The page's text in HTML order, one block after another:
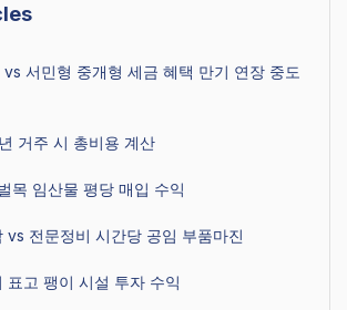
서민형 중개형 세금 혜택 만기 연장 중도
거주 시 총비용 계산
목 임산물 평당 매입 수익
vs 전문정비 시간당 공임 부품마진
표고 팽이 시설 투자 수익